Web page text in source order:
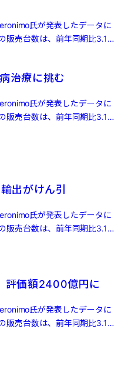
氏が発表したデータに
販売台数は、前年同期比3.1%
治療に挑む
氏が発表したデータに
販売台数は、前年同期比3.1%
出がけん引
氏が発表したデータに
販売台数は、前年同期比3.1%
評価額2400億円に
氏が発表したデータに
販売台数は、前年同期比3.1%